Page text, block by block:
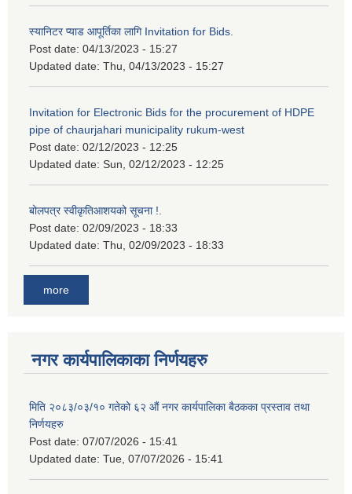
स्यानिटर प्याड आपूर्तिका लागि Invitation for Bids.
Post date: 04/13/2023 - 15:27
Updated date: Thu, 04/13/2023 - 15:27
Invitation for Electronic Bids for the procurement of HDPE
pipe of chaurjahari municipality rukum-west
Post date: 02/12/2023 - 12:25
Updated date: Sun, 02/12/2023 - 12:25
बोलपत्र स्वीकृतिआशयको सूचना !.
Post date: 02/09/2023 - 18:33
Updated date: Thu, 02/09/2023 - 18:33
more
नगर कार्यपालिकाका निर्णयहरु
मिति २०८३/०३/१० गतेको ६२ औं नगर कार्यपालिका बैठकका प्रस्ताव तथा
निर्णयहरु
Post date: 07/07/2026 - 15:41
Updated date: Tue, 07/07/2026 - 15:41